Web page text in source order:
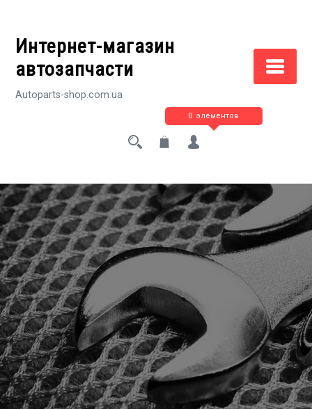
содержимому
Интернет-магазин
автозапчасти
Autoparts-shop.com.ua
0 элементов